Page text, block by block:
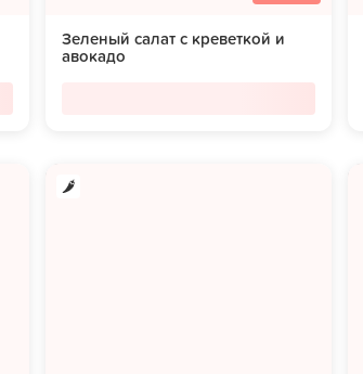
Зеленый салат с креветкой и
авокадо